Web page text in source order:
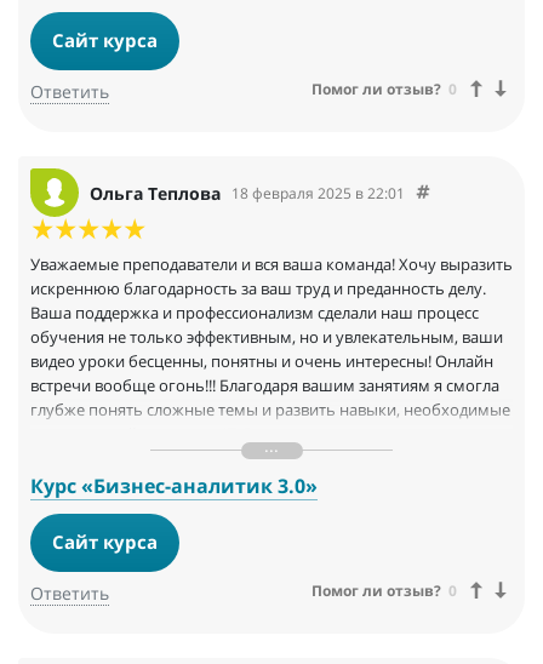
Сайт курса
Ответить Помог ли отзыв? 0
Ольга Теплова 18 февраля 2025 в 22:01
Уважаемые преподаватели и вся ваша команда! Хочу выразить
искреннюю благодарность за ваш труд и преданность делу.
Ваша поддержка и профессионализм сделали наш процесс
обучения не только эффективным, но и увлекательным, ваши
видео уроки бесценны, понятны и очень интересны! Онлайн
встречи вообще огонь!!! Благодаря вашим занятиям я смогла
глубже понять сложные темы и развить навыки, необходимые
меня на новые достижения и уверенность в своих силах.
Спасибо за терпение когда вы проверяли наши домашки))) за
внимание к каждому из нас и за создание комфортной
атмосферы для обучения, за быструю обратную связь!!!!
Курс «Бизнес-аналитик 3.0»
Сайт курса
Ответить Помог ли отзыв? 0